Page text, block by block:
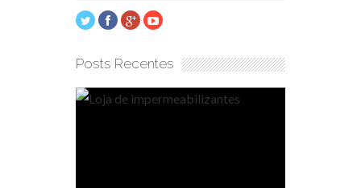
Posts Recentes